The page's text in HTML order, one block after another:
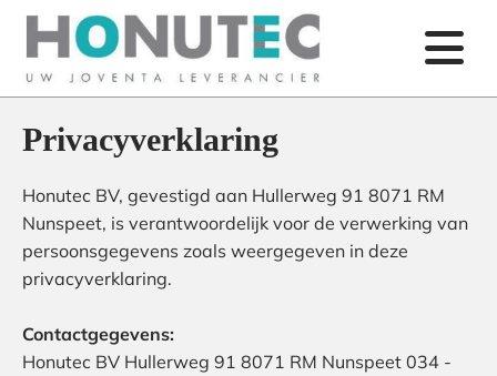
Privacyverklaring
Honutec BV, gevestigd aan Hullerweg 91 8071 RM
Nunspeet, is verantwoordelijk voor de verwerking van
persoonsgegevens zoals weergegeven in deze
privacyverklaring.
Contactgegevens:
Honutec BV Hullerweg 91 8071 RM Nunspeet 034 -